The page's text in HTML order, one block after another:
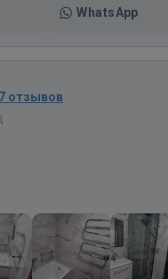
WhatsApp
отзывов